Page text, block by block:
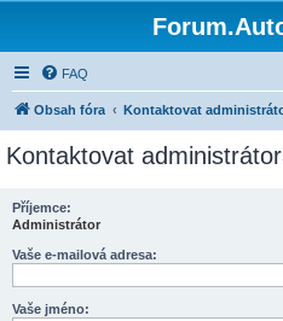
FAQ
Obsah fóra Kontaktovat
Kontaktovat
Příjemce:
Administrátor
Vaše e-mailová adresa:
Vaše jméno: